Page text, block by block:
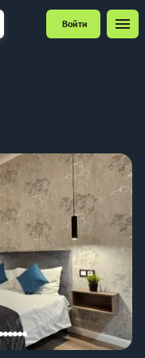
Войти menu